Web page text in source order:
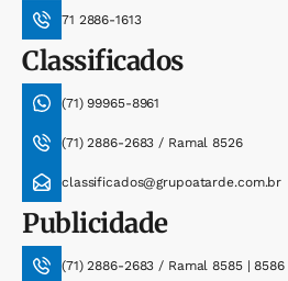
71 2886-1613
Classificados
(71) 99965-8961
(71) 2886-2683 / Ramal 8526
classificados@grupoatarde.com.br
Publicidade
(71) 2886-2683 / Ramal 8585 | 8586